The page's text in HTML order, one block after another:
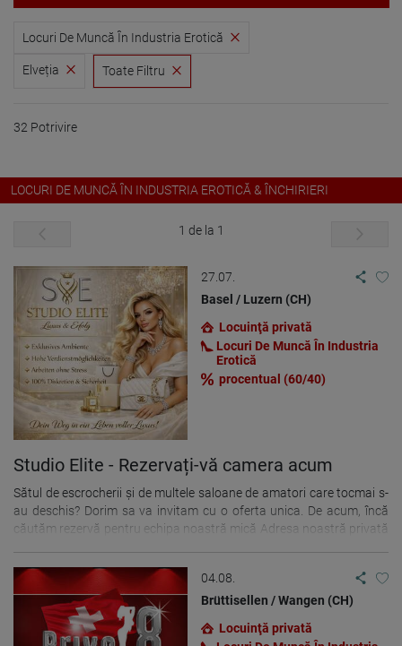
Locuri De Muncă În Industria Erotică
Elveția Toate Filtru
32 Potrivire
LOCURI DE MUNCĂ ÎN INDUSTRIA EROTICĂ & ÎNCHIRIERI
1 de la 1
27.07.
Basel / Luzern (CH)
Locuinţă privată
Locuri De Muncă În Industria
Erotică
procentual (60/40)
Studio Elite - Rezervați-vă camera acum
Sătul de escrocherii și de multele saloane de amatori care tocmai s-
au deschis? Dorim sa va invitam cu o oferta unica. De acum, încă
căutăm rezervă pentru echipa noastră mică Adresa noastră privată
oaspeți obișnuiți, precum și Întotdeauna noi oaspeți buni... Suntem
pentru curățenie și fiabilitate! Nu există imaginație „prostească” aici.
Oaspeții fac o programare direct cu doamna la alegere. Desigur,
totul în casă a fost renovat recent. Totul este așadar în stare
absolută de TOP, deosebit de curat și modern! Lucrăm pe procente!!
04.08.
Brüttisellen / Wangen (CH)
Locuinţă privată